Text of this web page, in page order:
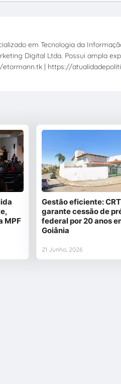
em Tecnologia da
Digital Ltda. Possui ampla
| https://
MPF
Gestão eficiente:
garante cessão de
federal por 20 anos
Goiânia
21 Junho, 2026